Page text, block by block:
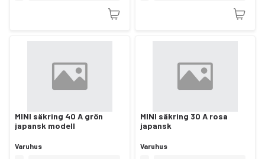
MINI säkring 40 A grön
japansk modell
Varuhus
MINI säkring 30 A rosa
japansk
Varuhus